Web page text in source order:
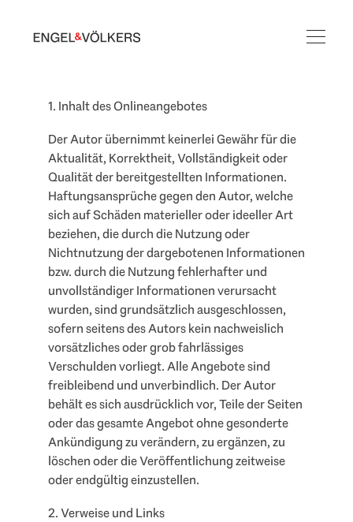
1. Inhalt des Onlineangebotes
Der Autor übernimmt keinerlei Gewähr für die
Aktualität, Korrektheit, Vollständigkeit oder
Qualität der bereitgestellten Informationen.
Haftungsansprüche gegen den Autor, welche
sich auf Schäden materieller oder ideeller Art
beziehen, die durch die Nutzung oder
Nichtnutzung der dargebotenen Informationen
bzw. durch die Nutzung fehlerhafter und
unvollständiger Informationen verursacht
wurden, sind grundsätzlich ausgeschlossen,
sofern seitens des Autors kein nachweislich
vorsätzliches oder grob fahrlässiges
Verschulden vorliegt. Alle Angebote sind
freibleibend und unverbindlich. Der Autor
behält es sich ausdrücklich vor, Teile der Seiten
oder das gesamte Angebot ohne gesonderte
Ankündigung zu verändern, zu ergänzen, zu
löschen oder die Veröffentlichung zeitweise
oder endgültig einzustellen.
2. Verweise und Links